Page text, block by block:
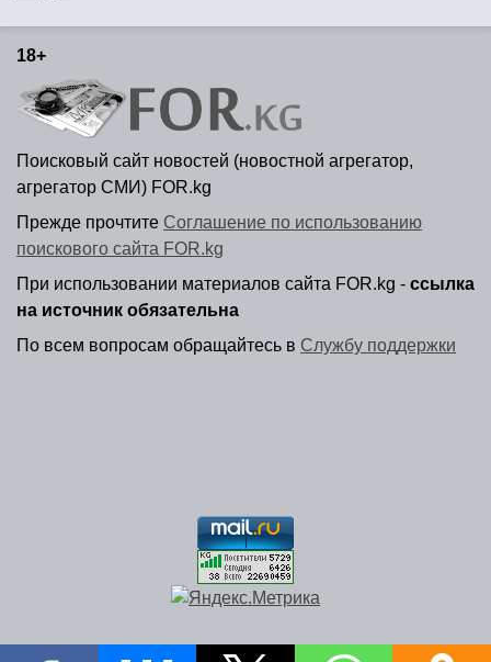
18+
Поисковый сайт новостей (новостной агрегатор,
агрегатор СМИ) FOR.kg
Прежде прочтите Соглашение по использованию
поискового сайта FOR.kg
При использовании материалов сайта FOR.kg - ссылка
на источник обязательна
По всем вопросам обращайтесь в Службу поддержки